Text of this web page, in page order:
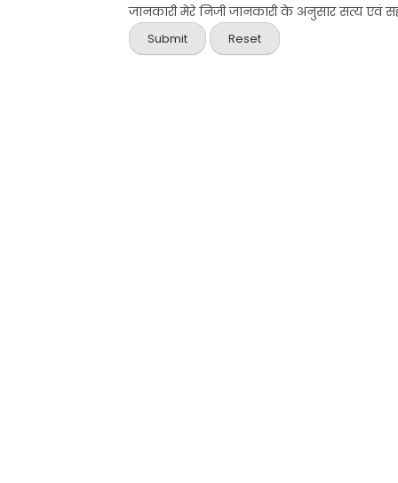
जानकारी मेरे निजी जानकारी के अनुसार सत्य एवं